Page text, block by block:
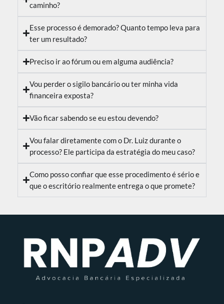
caminho?
Esse processo é demorado? Quanto tempo leva para
ter um resultado?
Preciso ir ao fórum ou em alguma audiência?
Vou perder o sigilo bancário ou ter minha vida
financeira exposta?
Vão ficar sabendo se eu estou devendo?
Vou falar diretamente com o Dr. Luiz durante o
processo? Ele participa da estratégia do meu caso?
Como posso confiar que esse procedimento é sério e
que o escritório realmente entrega o que promete?